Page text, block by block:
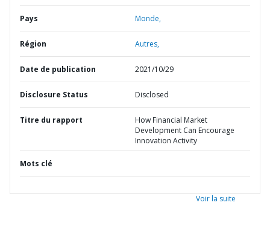
Pays Monde,
Région Autres,
Date de publication 2021/10/29
Disclosure Status Disclosed
Titre du rapport
How Financial Market
Development Can Encourage
Innovation Activity
Mots clé
Voir la suite